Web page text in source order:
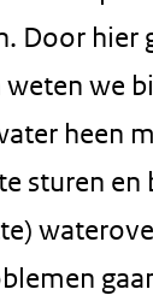
Door hier
weten we
heen
sturen en